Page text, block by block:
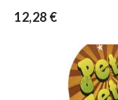
12,28 €